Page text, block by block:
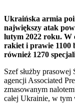
Ukraińska armia
największy atak
lutym 2022 roku. W
rakiet i prawie 1100
również 1270
Szef służby prasowej
agencji Associated
zmasowanym
całej Ukrainie, w